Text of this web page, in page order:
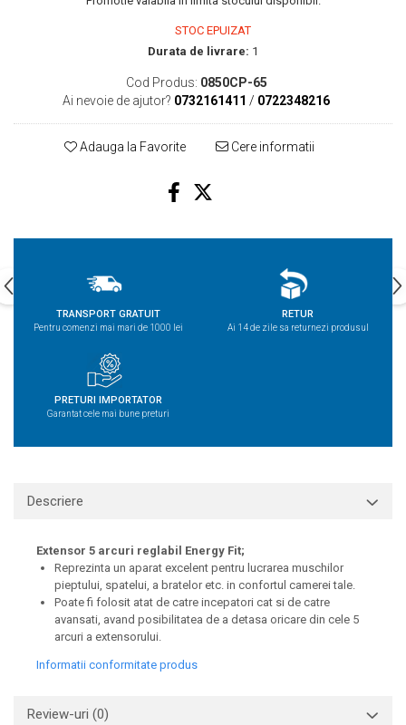
STOC EPUIZAT
Durata de livrare: 1
Cod Produs: 0850CP-65
Ai nevoie de ajutor? 0732161411 / 0722348216
Adauga la Favorite Cere informatii
TRANSPORT GRATUIT
Pentru comenzi mai mari de 1000 lei
RETUR
Ai 14 de zile sa returnezi produsul
PRETURI IMPORTATOR
Garantat cele mai bune preturi
Descriere
Extensor 5 arcuri reglabil Energy Fit;
Reprezinta un aparat excelent pentru lucrarea muschilor
pieptului, spatelui, a bratelor etc. in confortul camerei tale.
Poate fi folosit atat de catre incepatori cat si de catre
avansati, avand posibilitatea de a detasa oricare din cele 5
arcuri a extensorului.
Informatii conformitate produs
Review-uri (0)